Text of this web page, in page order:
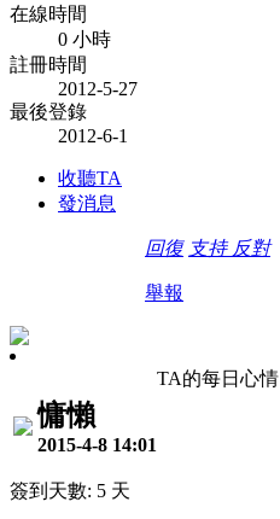
在線時間
0 小時
註冊時間
2012-5-27
最後登錄
2012-6-1
收聽TA
發消息
回復 支持 反對
舉報
TA的每日心情
慵懶
2015-4-8 14:01
簽到天數: 5 天